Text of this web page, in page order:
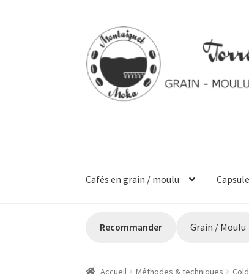
Aller
à
la
navigation
Aller
au
contenu
Cafés en grain / moulu
Recommander Grain / Moulu